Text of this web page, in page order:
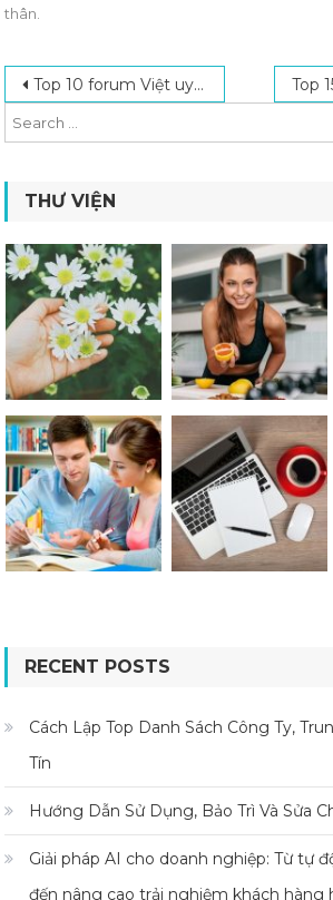
thân.
Post navigation
Top 10 forum Việt uy tín nhất hiện nay Search for:
THƯ VIỆN
RECENT POSTS
Cách Lập Top Danh Sách Công Ty,
Tín
Hướng Dẫn Sử Dụng, Bảo Trì Và Sửa
Giải pháp AI cho doanh nghiệp: Từ tự
đến nâng cao trải nghiệm khách hàng